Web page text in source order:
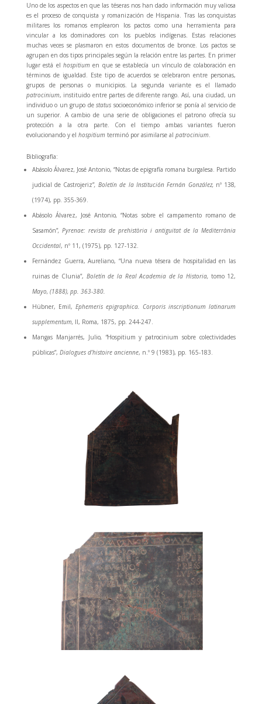
Uno de los aspectos en que las téseras nos han dado información muy valiosa
es el proceso de conquista y romanización de Hispania. Tras las conquistas
militares los romanos emplearon los pactos como una herramienta para
vincular a los dominadores con los pueblos indígenas. Estas relaciones
muchas veces se plasmaron en estos documentos de bronce. Los pactos se
agrupan en dos tipos principales según la relación entre las partes. En primer
lugar está el hospitium en que se establecía un vínculo de colaboración en
términos de igualdad. Este tipo de acuerdos se celebraron entre personas,
grupos de personas o municipios. La segunda variante es el llamado
patrocinium, instituido entre partes de diferente rango. Así, una ciudad, un
individuo o un grupo destatus socioeconómico inferior se ponía al servicio de
un superior. A cambio de una serie de obligaciones el patrono ofrecía su
protección a la otra parte. Con el tiempo ambas variantes fueron
evolucionando y el hospitium terminó por asimilarse al patrocinium
Bibliografía:
Abásolo Álvarez, José Antonio, “Notas de epigrafía romana burgalesa. Partido
judicial de Castrojeriz”, Boletín de la Institución Fernán González, nº 138,
(1974), pp. 355-369.
Abásolo Álvarez, José Antonio,“Notas sobre el campamento romano de
Sasamón”, Pyrenae: revista de prehistòria i antiguitat de la Mediterrània
Occidental, nº 11, (1975), pp. 127-132.
Fernández Guerra, Aureliano, “Una nueva tésera de hospitalidad en las
ruinas de Clunia”, Boletín de la Real Academia de la Historia, tomo 12,
Mayo, (1888), pp. 363-380.
Hübner, Emil, Ephemeris epigraphica. Corporis inscriptionum latinarum
supplementum,II, Roma, 1875, pp. 244-247.
Mangas Manjarrés, Julio, “Hospitium y patrocinium sobre colectividades
públicas”, Dialogues d’histoire ancienne, n.º 9 (1983), pp. 165-183.